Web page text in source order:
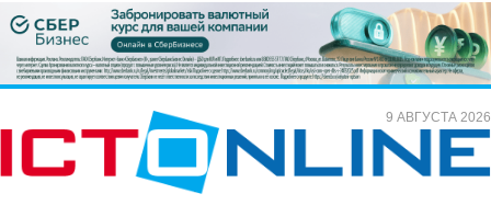
9 АВГУСТА 2026